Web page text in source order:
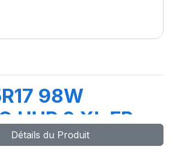
98W
UHP 2 XL FP
Détails du Produit